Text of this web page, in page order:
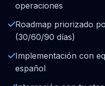
operaciones
Roadmap priorizado
(30/60/90 días)
Implementación con
español